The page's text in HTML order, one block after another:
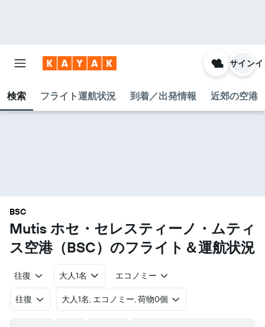
検索 フライト運航状況 到着／出発情報 近郊の空港
サイン
BSC
Mutis ホセ・セレスティーノ・ムティ
ス空港​（BSC​）のフライト＆運航状況
往復 大人1名 エコノミー
往復 ​大人1名, エコノミー, 荷物0個